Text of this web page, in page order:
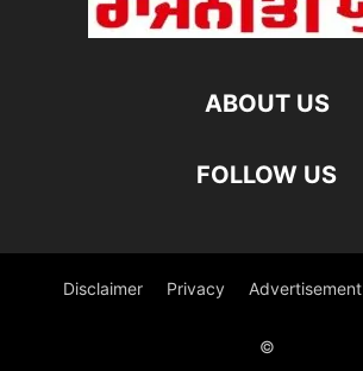
ABOUT US
FOLLOW US
Disclaimer Privacy Advertisement
©